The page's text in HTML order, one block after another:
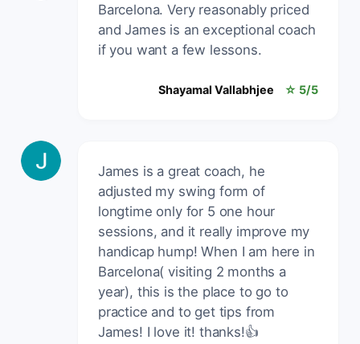
Barcelona. Very reasonably priced
and James is an exceptional coach
if you want a few lessons.
Shayamal Vallabhjee ☆ 5/5
James is a great coach, he
adjusted my swing form of
longtime only for 5 one hour
sessions, and it really improve my
handicap hump! When I am here in
Barcelona( visiting 2 months a
year), this is the place to go to
practice and to get tips from
James! I love it! thanks!👍